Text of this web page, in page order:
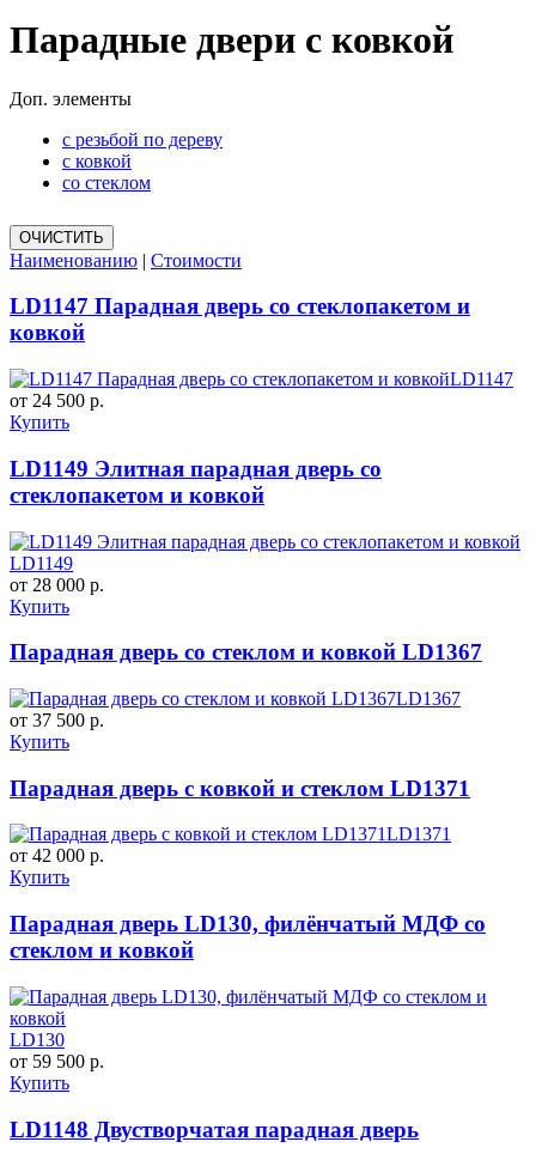
Парадные двери с ковкой
Доп. элементы
с резьбой по дереву
с ковкой
со стеклом
Наименованию | Стоимости
LD1147 Парадная дверь со стеклопакетом и
ковкой
LD1147
от 24 500 р.
Купить
LD1149 Элитная парадная дверь со
стеклопакетом и ковкой
LD1149
от 28 000 р.
Купить
Парадная дверь со стеклом и ковкой LD1367
LD1367
от 37 500 р.
Купить
Парадная дверь с ковкой и стеклом LD1371
LD1371
от 42 000 р.
Купить
Парадная дверь LD130, филёнчатый МДФ со
стеклом и ковкой
LD130
от 59 500 р.
Купить
LD1148 Двустворчатая парадная дверь